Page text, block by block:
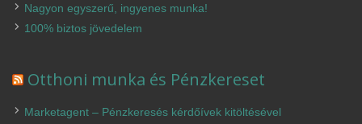
Nagyon egyszerű, ingyenes munka!
100% biztos jövedelem
Otthoni munka és Pénzkereset
Marketagent – Pénzkeresés kérdőívek kitöltésével